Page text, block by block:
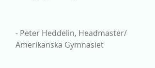
- Peter Heddelin, Headmaster/
Amerikanska Gymnasiet